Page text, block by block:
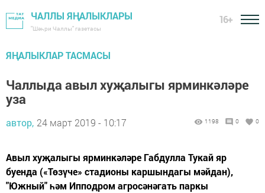
ЧАЛЛЫ ЯҢАЛЫКЛАРЫ
"Шәһри Чаллы" газетасы
16+
ЯҢАЛЫКЛАР ТАСМАСЫ
Чаллыда авыл хуҗалыгы ярминкәләре
уза
автор, 24 март 2019 - 10:17 1198 0 0
Авыл хуҗалыгы ярминкәләре Габдулла Тукай яр
буенда («Төзүче» стадионы каршындагы мәйдан),
"Южный" һәм Ипподром агросәнәгать паркы